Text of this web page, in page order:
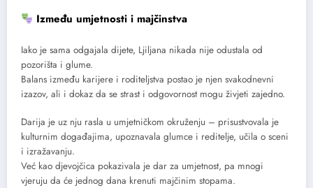
Između umjetnosti i majčinstva
Iako je sama odgajala dijete, Ljiljana nikada nije odustala od
pozorišta i glume.
Balans između karijere i roditeljstva postao je njen svakodnevni
izazov, ali i dokaz da se strast i odgovornost mogu živjeti zajedno.
Darija je uz nju rasla u umjetničkom okruženju – prisustvovala je
kulturnim događajima, upoznavala glumce i reditelje, učila o sceni
i izražavanju.
Već kao djevojčica pokazivala je dar za umjetnost, pa mnogi
vjeruju da će jednog dana krenuti majčinim stopama.